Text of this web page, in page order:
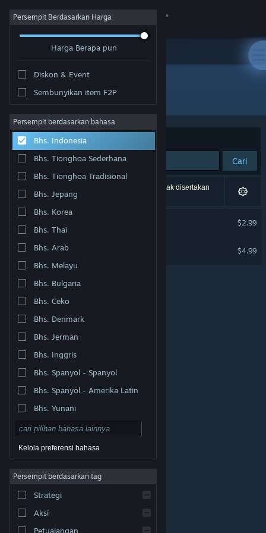
Login
Tentang
Bantuan
Ubah bahasa
Dapatkan Aplikasi Seluler Steam
Lihat situs web desktop
Undang. Semua merek dagang merupakan hak pemilik
Legal| Aksesibilitas
Pengembalian Dana
Persempit Berdasarkan Harga
Harga Berapa pun
Diskon & Event
Sembunyikan item F2P
Persempit berdasarkan bahasa
Bhs. Indonesia
Bhs. Tionghoa Sederhana
Bhs. Tionghoa Tradisional
Bhs. Jepang
Bhs. Korea
Bhs. Thai
Bhs. Arab
Bhs. Melayu
Bhs. Bulgaria
Bhs. Ceko
Bhs. Denmark
Bhs. Jerman
Bhs. Inggris
Bhs. Spanyol - Spanyol
Bhs. Spanyol - Amerika Latin
Bhs. Yunani
Kelola preferensi bahasa
Persempit berdasarkan tag
Strategi
Aksi
Petualangan
Pengembang: Rubel Games
Berdasarkan Relevansi
Cari
2 hasil cocok dengan pencarianmu. 4 produk tidak disertakan
berdasarkan preferensimu.
$2.99
$4.99